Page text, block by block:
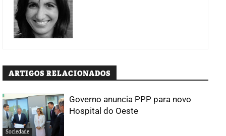
ARTIGOS RELACIONADOS
Sociedade
Governo anuncia PPP para novo
Hospital do Oeste